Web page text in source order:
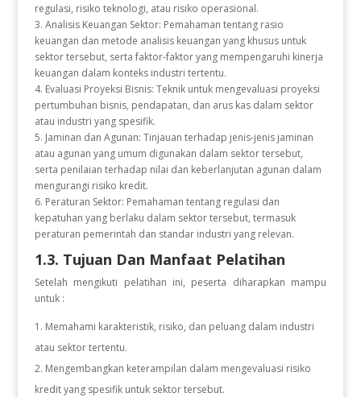
regulasi, risiko teknologi, atau risiko operasional.
3. Analisis Keuangan Sektor: Pemahaman tentang rasio
keuangan dan metode analisis keuangan yang khusus untuk
sektor tersebut, serta faktor-faktor yang mempengaruhi kinerja
keuangan dalam konteks industri tertentu.
4. Evaluasi Proyeksi Bisnis: Teknik untuk mengevaluasi proyeksi
pertumbuhan bisnis, pendapatan, dan arus kas dalam sektor
atau industri yang spesifik.
5. Jaminan dan Agunan: Tinjauan terhadap jenis-jenis jaminan
atau agunan yang umum digunakan dalam sektor tersebut,
serta penilaian terhadap nilai dan keberlanjutan agunan dalam
mengurangi risiko kredit.
6. Peraturan Sektor: Pemahaman tentang regulasi dan
kepatuhan yang berlaku dalam sektor tersebut, termasuk
peraturan pemerintah dan standar industri yang relevan.
1.3. Tujuan Dan Manfaat Pelatihan
Setelah mengikuti pelatihan ini, peserta diharapkan mampu
untuk :
Memahami karakteristik, risiko, dan peluang dalam industri
atau sektor tertentu.
2. Mengembangkan keterampilan dalam mengevaluasi risiko
kredit yang spesifik untuk sektor tersebut.